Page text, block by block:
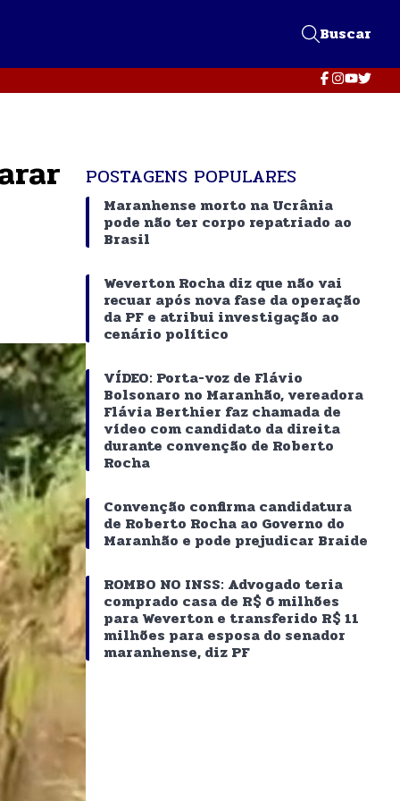
Buscar
POSTAGENS POPULARES
Maranhense morto na Ucrânia
pode não ter corpo repatriado ao
Brasil
Weverton Rocha diz que não vai
recuar após nova fase da operação
da PF e atribui investigação ao
cenário político
VÍDEO: Porta-voz de Flávio
Bolsonaro no Maranhão, vereadora
Flávia Berthier faz chamada de
vídeo com candidato da direita
durante convenção de Roberto
Rocha
Convenção confirma candidatura
de Roberto Rocha ao Governo do
Maranhão e pode prejudicar Braide
ROMBO NO INSS: Advogado teria
comprado casa de R$ 6 milhões
para Weverton e transferido R$ 11
milhões para esposa do senador
maranhense, diz PF